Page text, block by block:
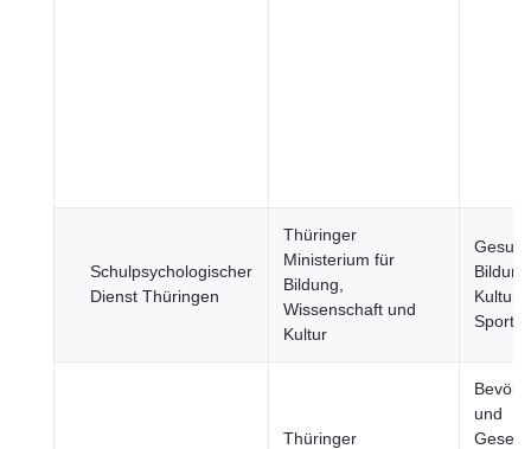
Schulpsychologischer
Dienst Thüringen
Thüringer
Ministerium für
Bildung,
Wissenschaft und
Kultur
Kultur
Sport
Thüringer
und